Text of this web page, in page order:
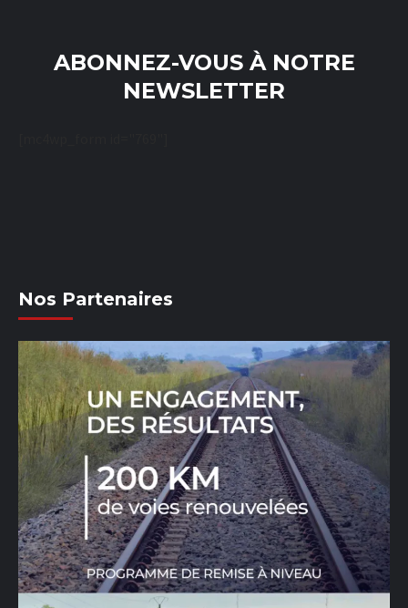
ABONNEZ-VOUS À NOTRE
NEWSLETTER
Nos Partenaires